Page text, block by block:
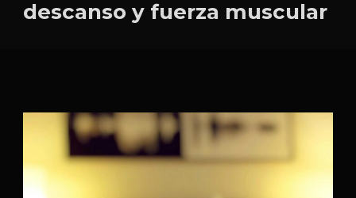
descanso y fuerza muscular